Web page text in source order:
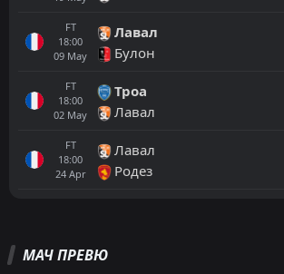
FT
18:00
09 May
Лавал
Булон
FT
18:00
02 May
Троа
Лавал
FT
18:00
24 Apr
Лавал
Родез
МАЧ ПРЕВЮ